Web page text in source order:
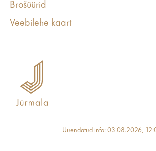
Brošüürid
Veebilehe kaart
Uuendatud info: 03.08.2026,